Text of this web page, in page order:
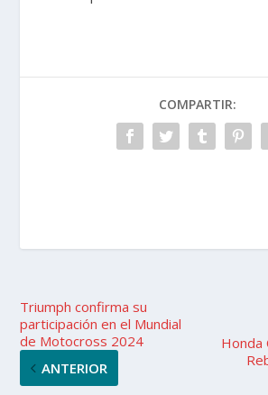
COMPARTIR:
Triumph confirma su
participación en el Mundial
de Motocross 2024
ANTERIOR
Honda